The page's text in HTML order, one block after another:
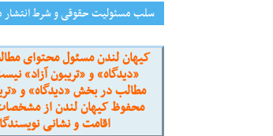
سلب مسئولیت حقوقی و شرط انتشار
کیهان لندن مسئول محتوای
«دیدگاه» و «تریبون آزاد»
مطالب در بخش «دیدگاه» و
محفوظ کیهان لندن از
اقامت و نشانی